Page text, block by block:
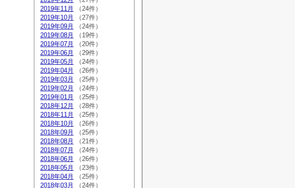
2019年11月
（24件）
2019年10月
（27件）
2019年09月
（24件）
2019年08月
（19件）
2019年07月
（20件）
2019年06月
（29件）
2019年05月
（24件）
2019年04月
（26件）
2019年03月
（25件）
2019年02月
（24件）
2019年01月
（25件）
2018年12月
（28件）
2018年11月
（25件）
2018年10月
（26件）
2018年09月
（25件）
2018年08月
（21件）
2018年07月
（24件）
2018年06月
（26件）
2018年05月
（23件）
2018年04月
（25件）
2018年03月
（24件）